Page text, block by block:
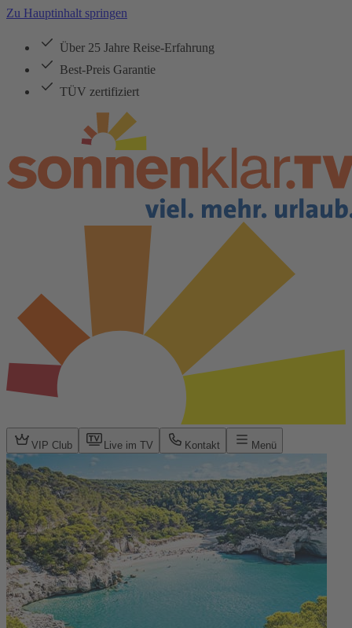
Zu Hauptinhalt springen
Über 25 Jahre Reise-Erfahrung
Best-Preis Garantie
TÜV zertifiziert
VIP Club Live im TV Kontakt Menü